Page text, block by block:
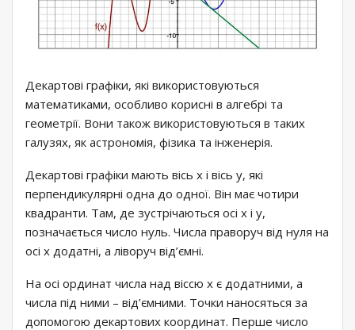
Декартові графіки, які використовуються
математиками, особливо корисні в алгебрі та
геометрії. Вони також використовуються в таких
галузях, як астрономія, фізика та інженерія.
Декартові графіки мають вісь x і вісь y, які
перпендикулярні одна до одної. Він має чотири
квадранти. Там, де зустрічаються осі x і y,
позначається число нуль. Числа праворуч від нуля на
осі х додатні, а ліворуч від’ємні.
На осі ординат числа над віссю х є додатними, а
числа під ними – від’ємними. Точки наносяться за
допомогою декартових координат. Перше число